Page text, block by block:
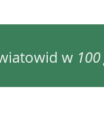
w 100